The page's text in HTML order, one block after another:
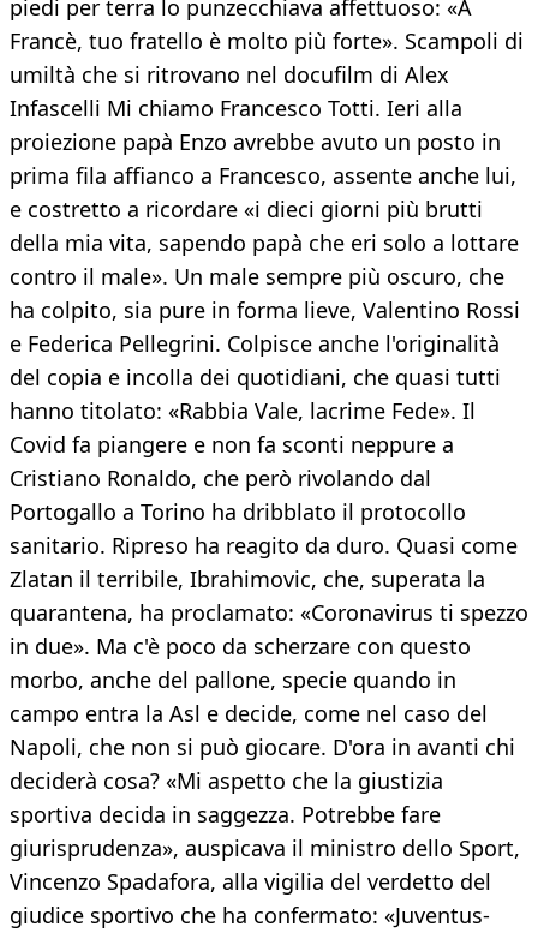
piedi per terra lo punzecchiava affettuoso: «A
Francè, tuo fratello è molto più forte». Scampoli di
umiltà che si ritrovano nel docufilm di Alex
Infascelli Mi chiamo Francesco Totti. Ieri alla
proiezione papà Enzo avrebbe avuto un posto in
prima fila affianco a Francesco, assente anche lui,
e costretto a ricordare «i dieci giorni più brutti
della mia vita, sapendo papà che eri solo a lottare
contro il male». Un male sempre più oscuro, che
ha colpito, sia pure in forma lieve, Valentino Rossi
e Federica Pellegrini. Colpisce anche l'originalità
del copia e incolla dei quotidiani, che quasi tutti
hanno titolato: «Rabbia Vale, lacrime Fede». Il
Covid fa piangere e non fa sconti neppure a
Cristiano Ronaldo, che però rivolando dal
Portogallo a Torino ha dribblato il protocollo
sanitario. Ripreso ha reagito da duro. Quasi come
Zlatan il terribile, Ibrahimovic, che, superata la
quarantena, ha proclamato: «Coronavirus ti spezzo
in due». Ma c'è poco da scherzare con questo
morbo, anche del pallone, specie quando in
campo entra la Asl e decide, come nel caso del
Napoli, che non si può giocare. D'ora in avanti chi
deciderà cosa? «Mi aspetto che la giustizia
sportiva decida in saggezza. Potrebbe fare
giurisprudenza», auspicava il ministro dello Sport,
Vincenzo Spadafora, alla vigilia del verdetto del
giudice sportivo che ha confermato: «Juventus-